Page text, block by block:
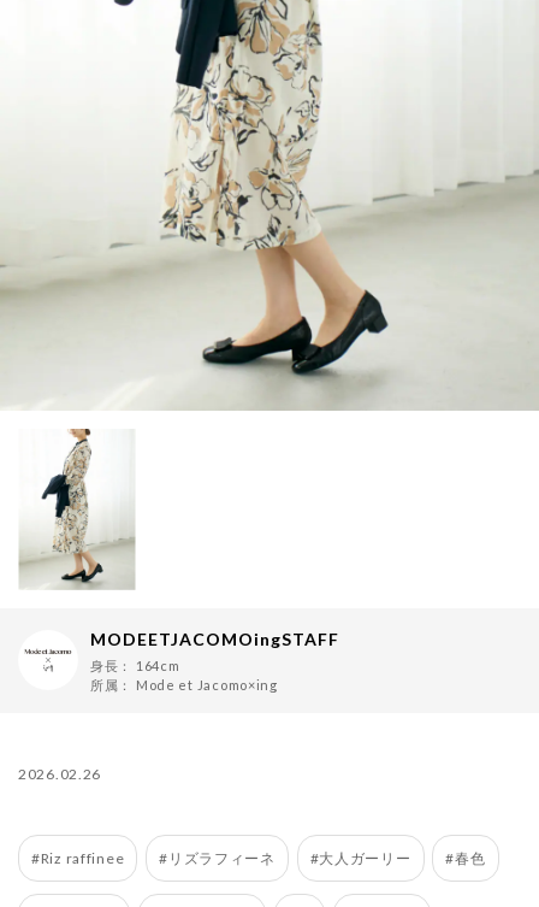
MODEETJACOMOingSTAFF
身長：
164cm
所属： Mode et Jacomo×ing
2026.02.26
#Riz raffinee #リズラフィーネ #大人ガーリー #春色